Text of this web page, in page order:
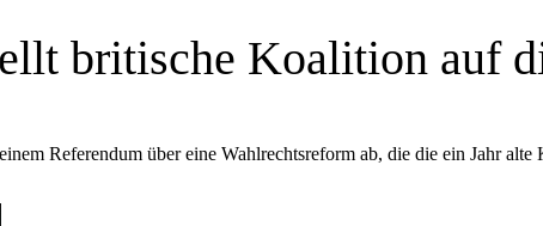
britische Koalition auf
Referendum über eine Wahlrechtsreform ab, die die ein Jahr